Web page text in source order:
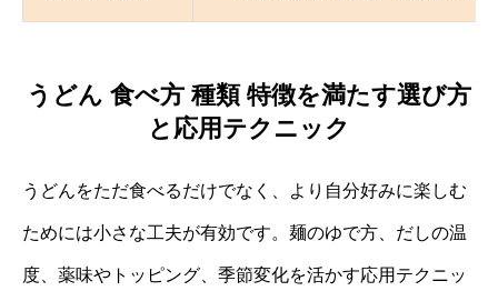
うどん 食べ方 種類 特徴を満たす選び方
と応用テクニック
うどんをただ食べるだけでなく、より自分好みに楽しむ
ためには小さな工夫が有効です。麺のゆで方、だしの温
度、薬味やトッピング、季節変化を活かす応用テクニッ